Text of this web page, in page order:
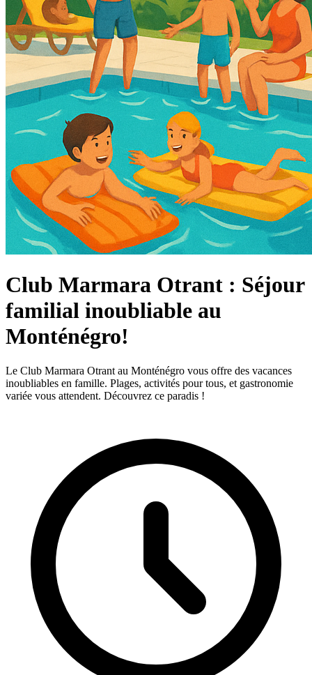
Club Marmara Otrant : Séjour
familial inoubliable au
Monténégro!
Le Club Marmara Otrant au Monténégro vous offre des vacances
inoubliables en famille. Plages, activités pour tous, et gastronomie
variée vous attendent. Découvrez ce paradis !